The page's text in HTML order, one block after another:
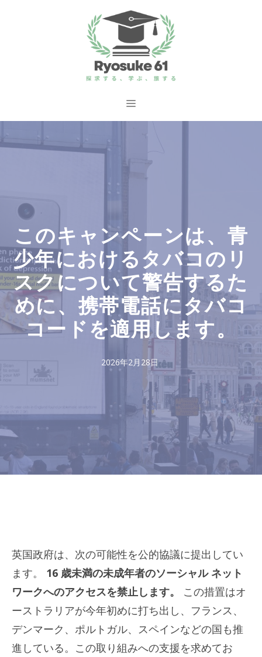
ス
キ
メ
このキャンペーンは、青
少年におけるタバコのリ
スクについて警告するた
めに、携帯電話にタバコ
コードを適用します。
2026年2月28日
英国政府は、次の可能性を公的協議に提出してい
ます。 16 歳未満の未成年者のソーシャル ネット
ワークへのアクセスを禁止します。 この措置はオ
ーストラリアが今年初めに打ち出し、フランス、
デンマーク、ポルトガル、スペインなどの国も推
進している。この取り組みへの支援を求めてお